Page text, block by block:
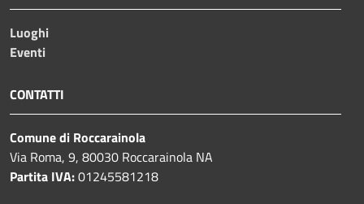
Luoghi
Eventi
CONTATTI
Comune di Roccarainola
Via Roma, 9, 80030 Roccarainola NA
Partita IVA:01245581218